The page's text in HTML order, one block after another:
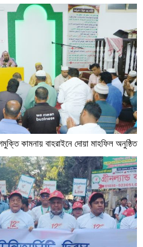
কামনায় বাহরাইনে দোয়া মাহফিল অনুষ্ঠিত